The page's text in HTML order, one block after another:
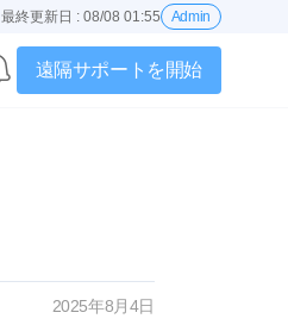
終更新日 : 08/08 01:55 Admin
遠隔サポートを開始
2025年8月4日